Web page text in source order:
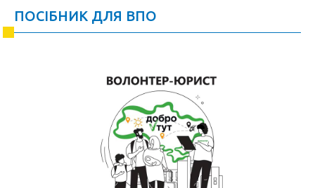
ПОСІБНИК ДЛЯ ВПО